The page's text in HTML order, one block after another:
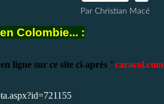
Par Christian Macé
Colombie... :
ligne sur ce site ci-après "caracol.com